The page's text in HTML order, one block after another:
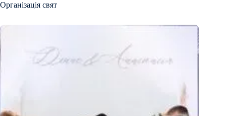
Організація свят